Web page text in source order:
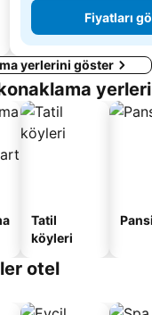
Fiyatları
yerlerini göster
yerleri
Tatil
köyleri
otel